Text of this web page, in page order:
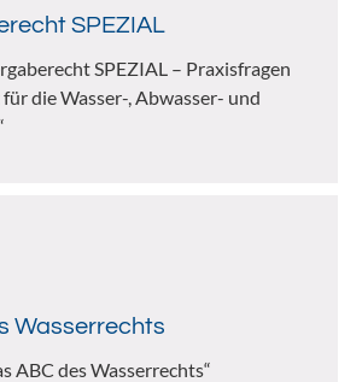
SPEZIAL
SPEZIAL – Praxisfragen
die Wasser-, Abwasser- und
Wasserrechts
ABC des Wasserrechts“